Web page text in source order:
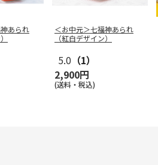
あられ
＜お中元＞七福神あられ
（紅白デザイン）
5.0 （1）
2,900円
(送料・税込)